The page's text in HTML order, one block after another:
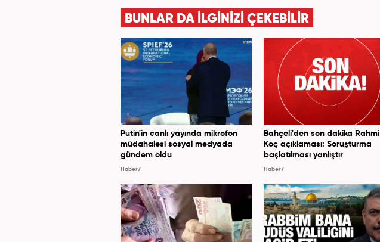
BUNLAR DA İLGİNİZİ ÇEKEBİLİR
Putin'in canlı yayında mikrofon
müdahalesi sosyal medyada
gündem oldu
Haber7
Bahçeli'den son dakika Rahmi
Koç açıklaması: Soruşturma
başlatılması yanlıştır
Haber7